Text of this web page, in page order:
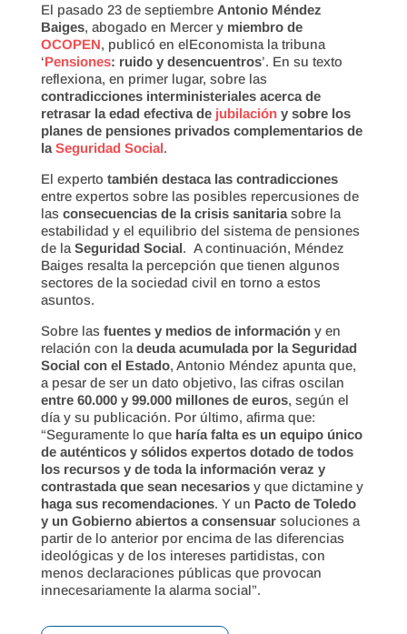
El pasado 23 de septiembre Antonio Méndez
Baiges, abogado en Mercer y miembro de
OCOPEN, publicó en elEconomista la tribuna
‘Pensiones: ruido y desencuentros’. En su texto
reflexiona, en primer lugar, sobre las
contradicciones interministeriales acerca de
retrasar la edad efectiva de jubilacióny sobre los
planes de pensiones privados complementarios de
la Seguridad Social.
El experto también destaca las contradicciones
entre expertos sobre las posibles repercusiones de
las consecuencias de la crisis sanitariasobre la
estabilidad y el equilibrio del sistema de pensiones
de la Seguridad Social. A continuación, Méndez
Baiges resalta la percepción que tienen algunos
sectores de la sociedad civil en torno a estos
asuntos.
Sobre las fuentes y medios de informacióny en
relación con la deuda acumulada por la Seguridad
Social con el Estado, Antonio Méndez apunta que,
a pesar de ser un dato objetivo, las cifras oscilan
entre 60.000 y 99.000 millones de euros, según el
día y su publicación. Por último, afirma que:
“Seguramente lo que haría falta es un equipo único
de auténticos y sólidos expertos dotado de todos
los recursos y de toda la información veraz y
contrastada que sean necesariosy que dictamine y
haga sus recomendaciones. Y un Pacto de Toledo
y un Gobierno abiertos a consensuarsoluciones a
partir de lo anterior por encima de las diferencias
ideológicas y de los intereses partidistas, con
menos declaraciones públicas que provocan
innecesariamente la alarma social”.